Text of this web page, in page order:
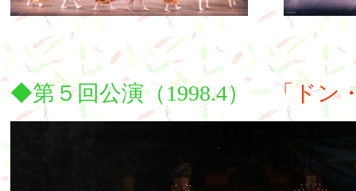
◆第５回公演（1998.4） 「ドン